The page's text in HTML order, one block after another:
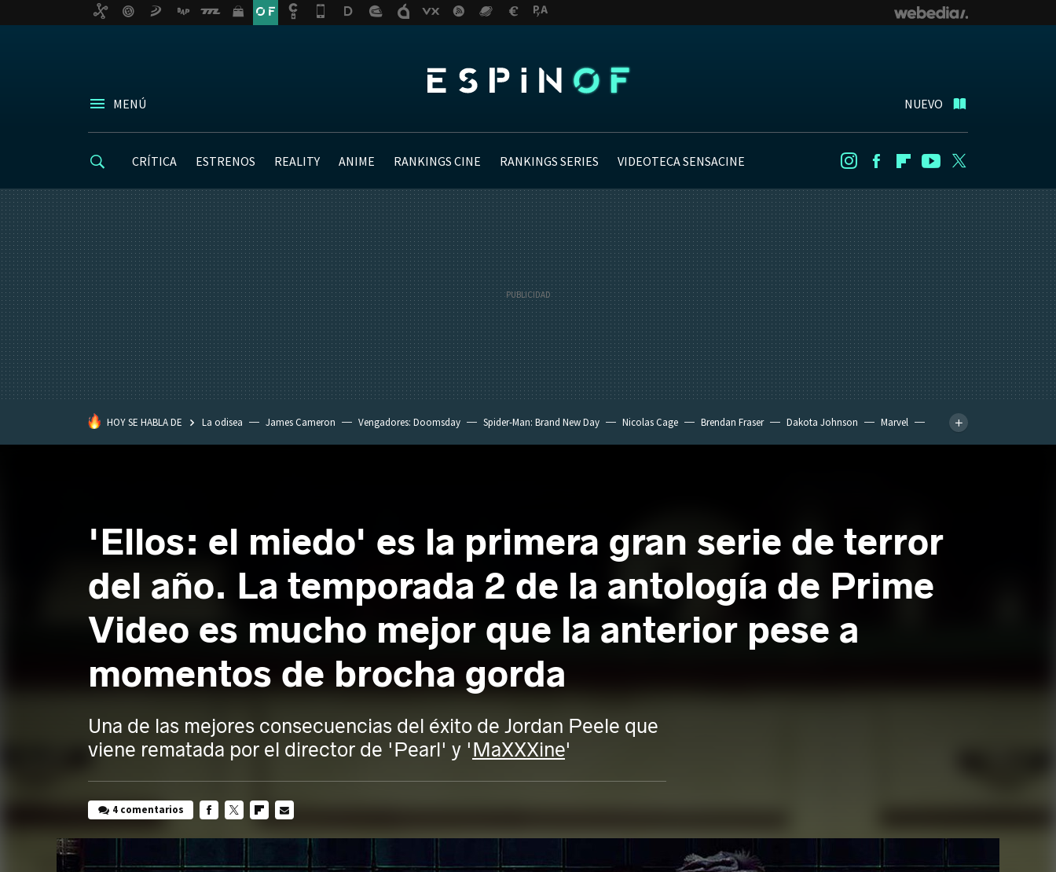
MENÚ NUEVO
CRÍTICA ESTRENOS REALITY ANIME RANKINGS CINE RANKINGS SERIES VIDEOTECA SENSACINE InstagramFacebookFlipboard
Youtube
HOY SE HABLA DE La odisea James Cameron Vengadores: Doomsday Spider-Man: Brand New Day Nicolas Cage Brendan Fraser Dakota Johnson
Marvel
'Ellos: el miedo' es la primera gran serie de terror
del año. La temporada 2 de la antología de Prime
Video es mucho mejor que la anterior pese a
momentos de brocha gorda
Una de las mejores consecuencias del éxito de Jordan Peele que
viene rematada por el director de 'Pearl' y 'MaXXXine'
4 comentarios